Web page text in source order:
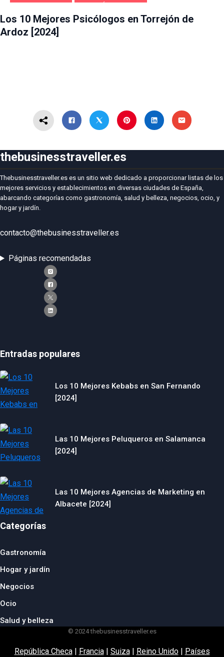
Los 10 Mejores Psicólogos en Torrejón de
Ardoz [2024]
thebusinesstraveller.es
Thebusinesstraveller.es es un sitio web dedicado a proporcionar listas de los
mejores servicios y establecimientos en diversas ciudades de España,
abarcando categorías como gastronomía, salud y belleza, negocios, ocio, y
hogar y jardín.
contacto@thebusinesstraveller.es
Páginas recomendadas
Entradas populares
Los 10 Mejores Kebabs en San Fernando
[2024]
Las 10 Mejores Peluqueros en Salamanca
[2024]
Las 10 Mejores Agencias de Marketing en
Albacete [2024]
Categorías
Gastronomía
Hogar y jardín
Negocios
Ocio
Salud y belleza
© 2024 thebusinesstraveller.es
República Checa| Francia| Suiza| Reino Unido| Países